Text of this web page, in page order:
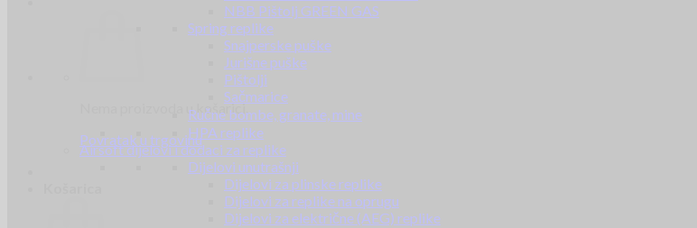
Nema proizvoda u košarici.
Povratak u trgovinu
NBB Pištolj GREEN GAS
Spring replike
Snajperske puške
Jurišne puške
Pištolji
Sačmarice
Ručne bombe, granate, mine
HPA replike
Airsoft dijelovi i dodaci za replike
Dijelovi unutrašnji
Dijelovi za plinske replike
Dijelovi za replike na oprugu
Dijelovi za električne (AEG) replike